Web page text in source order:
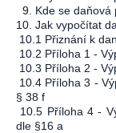
9. Kde se daňová
10. Jak vypočítat
10.1 Přiznání k
10.2 Příloha 1 -
10.3 Příloha 2 -
10.4 Příloha 3 -
§ 38 f
10.5 Příloha 4 -
dle §16 a